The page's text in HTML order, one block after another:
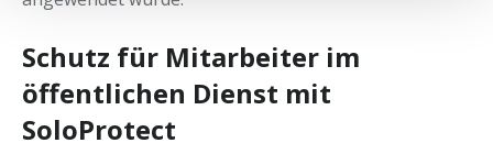
Schutz für Mitarbeiter im
öffentlichen Dienst mit
SoloProtect